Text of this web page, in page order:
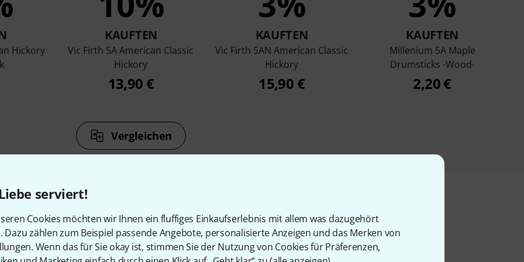
serviert!
Cookies möchten wir Ihnen ein fluffiges Einkaufserlebnis mit allem was dazugehört
Dazu zählen zum Beispiel passende Angebote, personalisierte Anzeigen und das Merken von
Wenn das für Sie okay ist, stimmen Sie der Nutzung von Cookies für Präferenzen,
Hickory
KAUFTEN
Vic Firth 5A American Classic
Hickory
13,90 €
KAUFTEN
Vic Firth 5AN American Classic
Hickory
15,90 €
KAUFTEN
Millenium 5A Maple
Drumsticks -Wood-
2,20 €
Vergleichen
& passende Artikel